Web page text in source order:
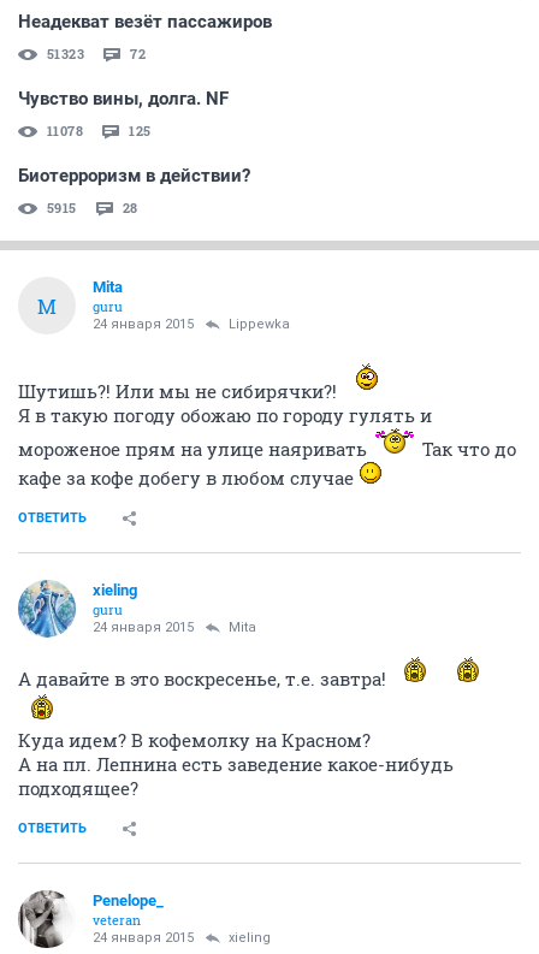
Неадекват везёт пассажиров
51323 72
Чувство вины, долга. NF
11078 125
Биотерроризм в действии?
5915 28
M
Mita
guru
24 января 2015 Lippewka
Шутишь?! Или мы не сибирячки?!
Я в такую погоду обожаю по городу гулять и
мороженое прям на улице наяривать
Так что до
кафе за кофе добегу в любом случае
ОТВЕТИТЬ
xieling
guru
24 января 2015 Mita
А давайте в это воскресенье, т.е. завтра!
Куда идем? В кофемолку на Красном?
А на пл. Лепнина есть заведение какое-нибудь
подходящее?
ОТВЕТИТЬ
Penelope_
veteran
24 января 2015 xieling